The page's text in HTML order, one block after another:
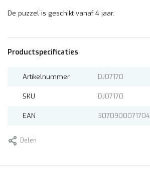
De puzzel is geschikt vanaf 4 jaar.
Productspecificaties
Artikelnummer DJ07170
SKU DJ07170
EAN 3070900071704
Delen